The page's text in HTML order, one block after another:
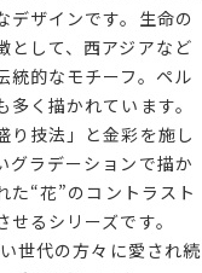
デザインです。生命の
として、西アジアなど
統的なモチーフ。ペル
く描かれています。
り技法」と金彩を施し
グラデーションで描か
た“花”のコントラスト
るシリーズです。
世代の方々に愛され続